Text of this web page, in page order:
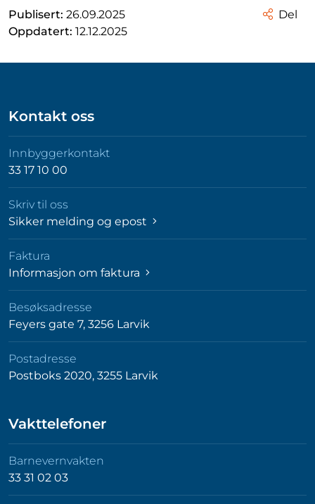
Publisert: 26.09.2025
Oppdatert: 12.12.2025
Del
Kontakt oss
Innbyggerkontakt
33 17 10 00
Skriv til oss
Sikker melding og epost
Faktura
Informasjon om faktura
Besøksadresse
Feyers gate 7, 3256 Larvik
Postadresse
Postboks 2020, 3255 Larvik
Vakttelefoner
Barnevernvakten
33 31 02 03